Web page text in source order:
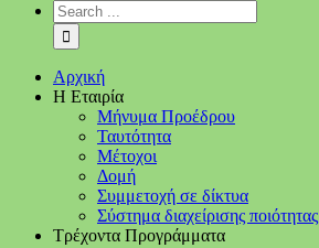
Αρχική
Η Εταιρία
Μήνυμα Προέδρου
Ταυτότητα
Μέτοχοι
Δομή
Συμμετοχή σε δίκτυα
Σύστημα διαχείρισης ποιότητας
Τρέχοντα Προγράμματα